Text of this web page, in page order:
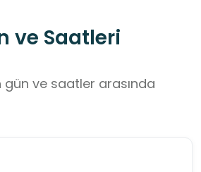
ve Saatleri
gün ve saatler arasında